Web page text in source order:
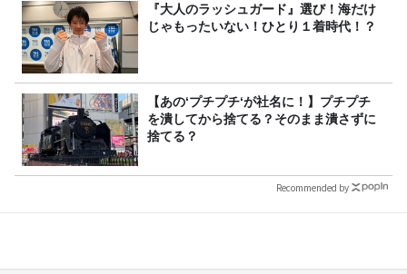
『大人のラッシュガード』選び！海だけ
じゃもったいない！ひとり１着時代！？
【あの‘プチプチ‘が社名に！】プチプチ
を潰してから捨てる？そのまま潰さずに
捨てる？
Recommended by